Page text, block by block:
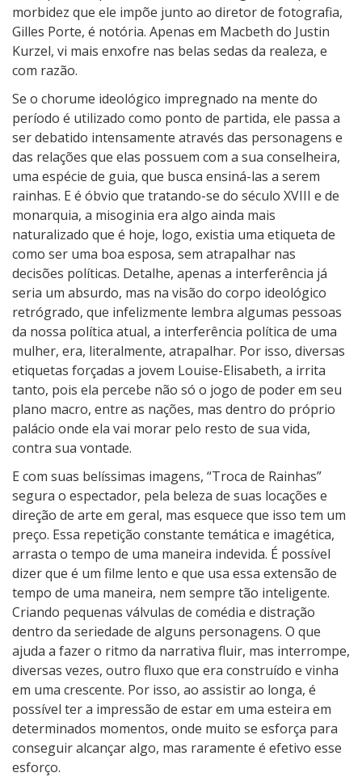
morbidez que ele impõe junto ao diretor de fotografia,
Gilles Porte, é notória. Apenas em Macbeth do Justin
Kurzel, vi mais enxofre nas belas sedas da realeza, e
com razão.
Se o chorume ideológico impregnado na mente do
período é utilizado como ponto de partida, ele passa a
ser debatido intensamente através das personagens e
das relações que elas possuem com a sua conselheira,
uma espécie de guia, que busca ensiná-las a serem
rainhas. E é óbvio que tratando-se do século XVIII e de
monarquia, a misoginia era algo ainda mais
naturalizado que é hoje, logo, existia uma etiqueta de
como ser uma boa esposa, sem atrapalhar nas
decisões políticas. Detalhe, apenas a interferência já
seria um absurdo, mas na visão do corpo ideológico
retrógrado, que infelizmente lembra algumas pessoas
da nossa política atual, a interferência política de uma
mulher, era, literalmente, atrapalhar. Por isso, diversas
etiquetas forçadas a jovem Louise-Elisabeth, a irrita
tanto, pois ela percebe não só o jogo de poder em seu
plano macro, entre as nações, mas dentro do próprio
palácio onde ela vai morar pelo resto de sua vida,
contra sua vontade.
E com suas belíssimas imagens, “Troca de Rainhas”
segura o espectador, pela beleza de suas locações e
direção de arte em geral, mas esquece que isso tem um
preço. Essa repetição constante temática e imagética,
arrasta o tempo de uma maneira indevida. É possível
dizer que é um filme lento e que usa essa extensão de
tempo de uma maneira, nem sempre tão inteligente.
Criando pequenas válvulas de comédia e distração
dentro da seriedade de alguns personagens. O que
ajuda a fazer o ritmo da narrativa fluir, mas interrompe,
diversas vezes, outro fluxo que era construído e vinha
em uma crescente. Por isso, ao assistir ao longa, é
possível ter a impressão de estar em uma esteira em
determinados momentos, onde muito se esforça para
conseguir alcançar algo, mas raramente é efetivo esse
esforço.